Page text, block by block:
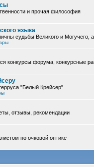
и прочая философия
языка
судьбы Великого и Могучего,
конкурсы форума, конкурсные
"Белый Крейсер"
отзывы, рекомендации
по очковой оптике